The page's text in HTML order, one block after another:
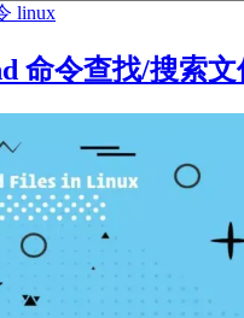
linux
命令查找/搜索文